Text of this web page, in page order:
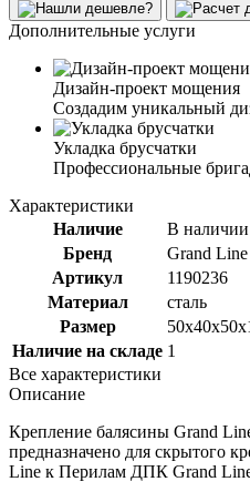
Дополнительные услуги
Дизайн-проект мощения
Создадим уникальный
Укладка брусчатки
Профессиональные
Характеристики
Наличие
В наличии
Бренд
Grand Line
Артикул
1190236
Материал
сталь
Размер
Наличие на складе 1
Все характеристики
Описание
Крепление балясины Grand
предназначено для скрытого
Line к Перилам ДПК Grand